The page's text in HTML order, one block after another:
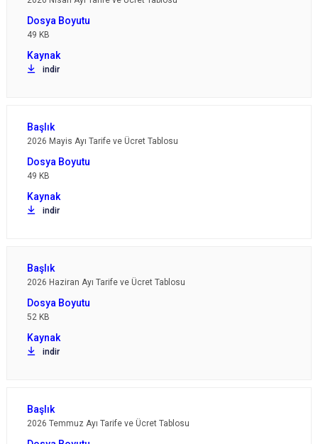
49 KB
indir
2026 Mayis Ayı Tarife ve Ücret Tablosu
49 KB
indir
2026 Haziran Ayı Tarife ve Ücret Tablosu
52 KB
indir
2026 Temmuz Ayı Tarife ve Ücret Tablosu